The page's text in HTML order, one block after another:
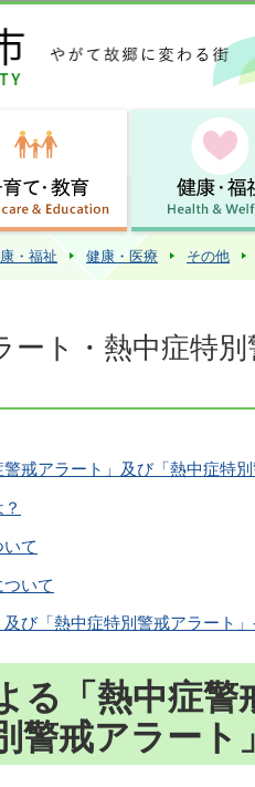
この
・福祉 健康・医療 その他
ート・熱中症特
戒アラート」及び「熱中症特
て
いて
及び「熱中症特別警戒アラート
る「熱中症警
警戒アラー